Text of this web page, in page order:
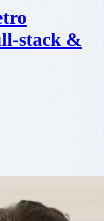
stack &